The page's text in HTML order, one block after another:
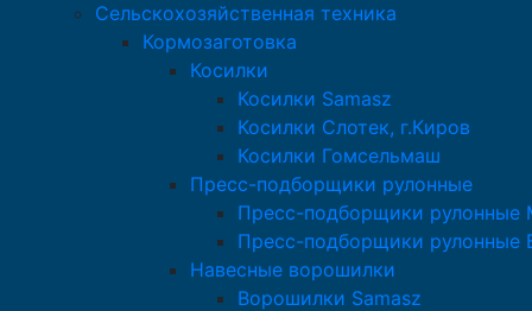
Сельскохозяйственная техника
Кормозаготовка
Косилки
Косилки Samasz
Косилки Слотек, г.Киров
Косилки Гомсельмаш
Пресс-подборщики рулонные
Пресс-подборщики рулонные
Пресс-подборщики рулонные
Навесные ворошилки
Ворошилки Samasz